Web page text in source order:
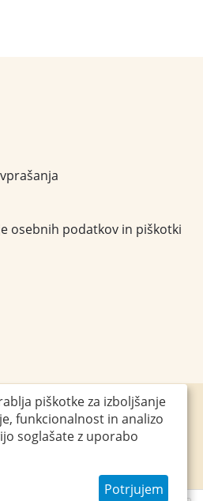
osebnih podatkov in piškotki
piškotke za izboljšanje
funkcionalnost in analizo
soglašate z uporabo
Potrjujem